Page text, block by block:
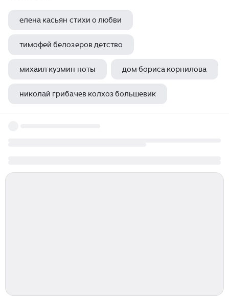
елена касьян стихи о любви
тимофей белозеров детство
михаил кузмин ноты дом бориса корнилова
николай грибачев колхоз большевик